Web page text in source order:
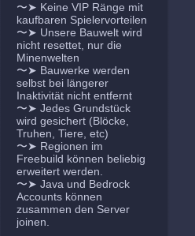
〜➤ Keine VIP Ränge mit
kaufbaren Spielervorteilen
〜➤ Unsere Bauwelt wird
nicht resettet, nur die
Minenwelten
〜➤ Bauwerke werden
selbst bei längerer
Inaktivität nicht entfernt
〜➤ Jedes Grundstück
wird gesichert (Blöcke,
Truhen, Tiere, etc)
〜➤ Regionen im
Freebuild können beliebig
erweitert werden.
〜➤ Java und Bedrock
Accounts können
zusammen den Server
joinen.